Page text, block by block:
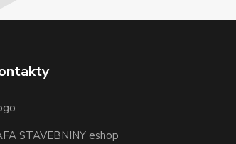
STAVEBNINY eshop